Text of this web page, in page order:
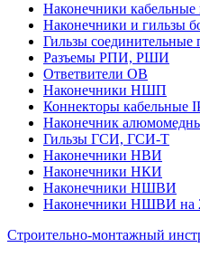
Наконечники
Наконечники и гильзы
Гильзы
Разъемы РПИ, РШИ
Ответвители ОВ
Наконечники НШП
Коннекторы кабельные
Наконечник
Гильзы ГСИ, ГСИ-Т
Наконечники НВИ
Наконечники НКИ
Наконечники НШВИ
Наконечники НШВИ на
Строительно-монтажный